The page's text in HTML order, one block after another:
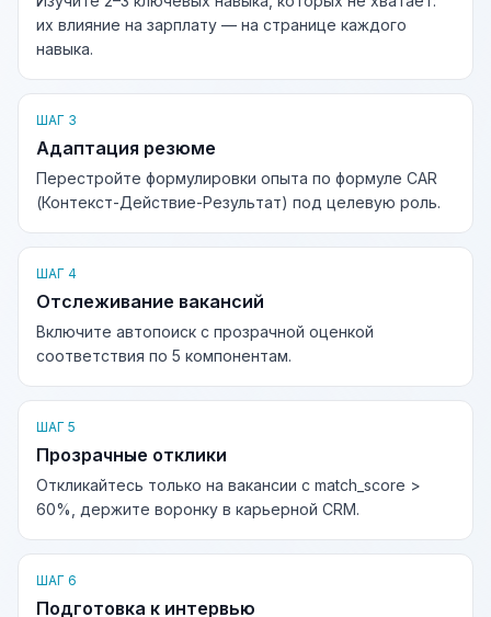
их влияние на зарплату — на странице каждого
навыка.
ШАГ 3
Адаптация резюме
Перестройте формулировки опыта по формуле CAR
(Контекст-Действие-Результат) под целевую роль.
ШАГ 4
Отслеживание вакансий
Включите автопоиск с прозрачной оценкой
соответствия по 5 компонентам.
ШАГ 5
Прозрачные отклики
Откликайтесь только на вакансии с match_score >
60%, держите воронку в карьерной CRM.
ШАГ 6
Подготовка к интервью